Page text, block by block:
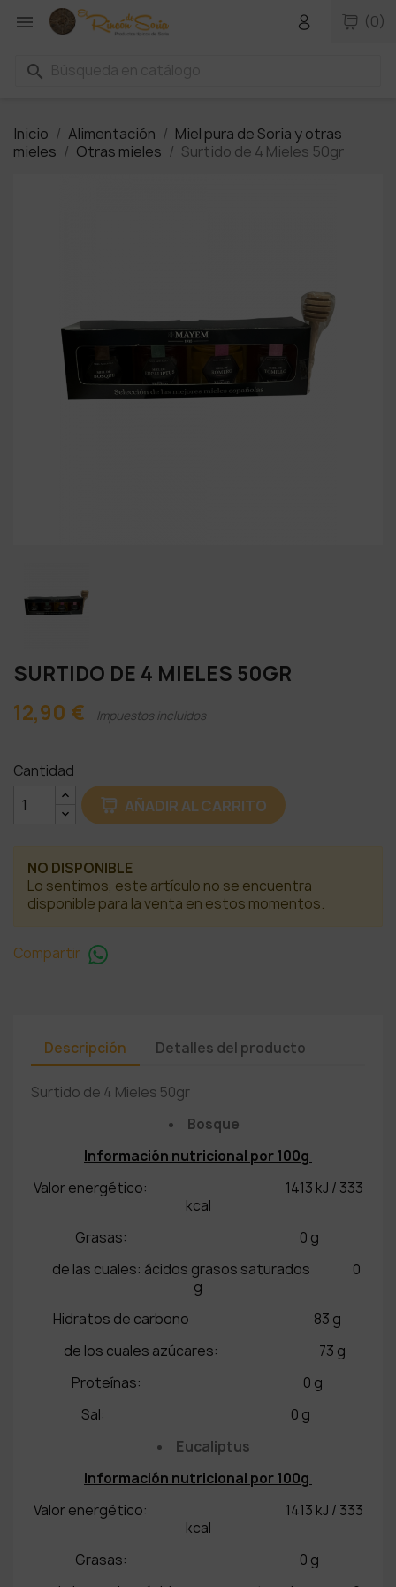
 (0)
search
Inicio Alimentación
Miel pura de Soria y otras
mieles
Otras mieles Surtido de 4 Mieles 50gr
SURTIDO DE 4 MIELES 50GR
12,90 €
Impuestos incluidos
Cantidad
AÑADIR AL CARRITO
NO DISPONIBLE
Lo sentimos, este artículo no se encuentra
disponible para la venta en estos momentos.
Compartir
Descripción Detalles del producto
Surtido de 4 Mieles 50gr
Bosque
Información nutricional por 100g
Valor energético: 1413 kJ / 333
kcal
Grasas: 0 g
de las cuales: ácidos grasos saturados 0
g
Hidratos de carbono 83 g
de los cuales azúcares: 73 g
Proteínas: 0 g
Sal: 0 g
Eucaliptus
Información nutricional por 100g
Valor energético: 1413 kJ / 333
kcal
Grasas: 0 g